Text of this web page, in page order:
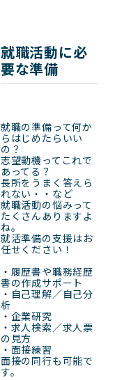
就職活動に必
要な準備
就職の準備って何か
らはじめたらいい
の？
志望動機ってこれで
あってる？
長所をうまく答えら
れない・・など
就職活動の悩みって
たくさんありますよ
ね。
就活準備の支援はお
任せください！
・履歴書や職務経歴
書の作成サポート
・自己理解／自己分
析
・企業研究
・求人検索／求人票
の見方
・面接練習
面接の同行も可能で
す。